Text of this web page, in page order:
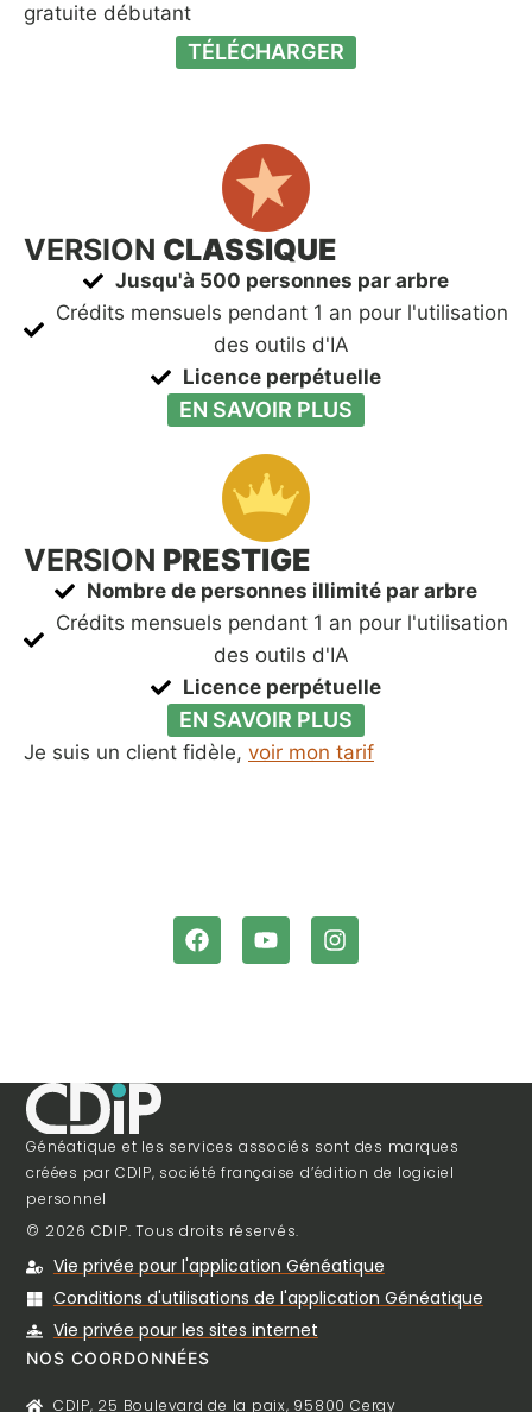
gratuite débutant
TÉLÉCHARGER
VERSION CLASSIQUE
Jusqu'à 500 personnes par arbre
Crédits mensuels pendant 1 an pour l'utilisation
des outils d'IA
Licence perpétuelle
EN SAVOIR PLUS
VERSION PRESTIGE
Nombre de personnes illimité par arbre
Crédits mensuels pendant 1 an pour l'utilisation
des outils d'IA
Licence perpétuelle
EN SAVOIR PLUS
Je suis un client fidèle, voir mon tarif
Généatique et les services associés sont des marques
créées par CDIP, société française d’édition de logiciel
personnel
© 2026 CDIP. Tous droits réservés.
Vie privée pour l'application Généatique
Conditions d'utilisations de l'application Généatique
Vie privée pour les sites internet
NOS COORDONNÉES
CDIP, 25 Boulevard de la paix, 95800 Cergy